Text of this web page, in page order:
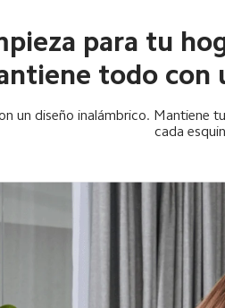
para tu
todo con
un diseño inalámbrico. Mantiene
cada